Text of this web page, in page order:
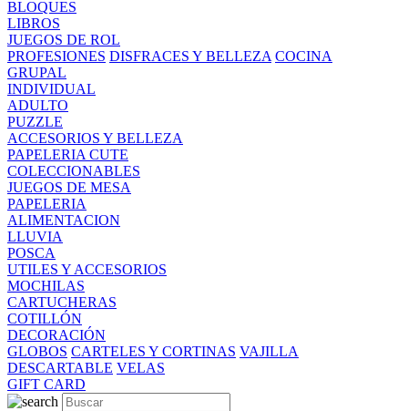
BLOQUES
LIBROS
JUEGOS DE ROL
PROFESIONES DISFRACES Y BELLEZA COCINA
GRUPAL
INDIVIDUAL
ADULTO
PUZZLE
ACCESORIOS Y BELLEZA
PAPELERIA CUTE
COLECCIONABLES
JUEGOS DE MESA
PAPELERIA
ALIMENTACION
LLUVIA
POSCA
UTILES Y ACCESORIOS
MOCHILAS
CARTUCHERAS
COTILLÓN
DECORACIÓN
GLOBOS CARTELES Y CORTINAS VAJILLA
DESCARTABLE VELAS
GIFT CARD